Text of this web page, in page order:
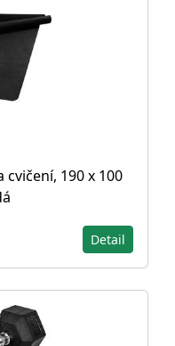
cvičení, 190 x 100
Detail